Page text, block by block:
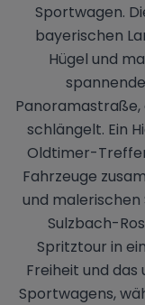
Sportwagen.
bayerischen
Hügel und
Panoramastraße,
schlängelt. Ein
Oldtimer-
Fahrzeuge
und malerischen
Sulzbach-
Spritztour in
Freiheit und
Sportwagens,